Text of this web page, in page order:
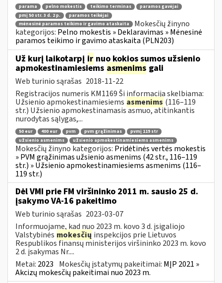
parama pelno mokestis teikimo terminas
paramos gavėjai
pmį 50 str. 3 d. 2 p.
paramos teikėjai
mėnesinė paramos teikimo ir gavimo ataskaita
Mokesčių žinyno
kategorijos: Pelno mokestis » Deklaravimas » Mėnesinė
paramos teikimo ir gavimo ataskaita (PLN203)
Už kurį laikotarpį ir nuo kokios sumos užsienio
apmokestinamiesiems asmenims gali
Web turinio sąrašas 2018-11-22
Registracijos numeris KM1169 Ši informacija skelbiama:
Užsienio apmokestinamiesiems asmenims (116–119
str.) Užsienio apmokestinamasis asmuo, atitinkantis
nurodytas sąlygas,...
50 eur 400 eur pvm pvm grąžinimas
pvmį 119 str
užsienio asmenims
užsienio apmokestinamiesiems asmenims
Mokesčių žinyno kategorijos: Pridėtinės vertės mokestis
» PVM grąžinimas užsienio asmenims (42 str., 116–119
str.) » Užsienio apmokestinamiesiems asmenims (116–
119 str.)
Dėl VMI prie FM viršininko 2011 m. sausio 25 d.
įsakymo VA-16 pakeitimo
Web turinio sąrašas 2023-03-07
Informuojame, kad nuo 2023 m. kovo 3 d. įsigaliojo
Valstybinės mokesčių inspekcijos prie Lietuvos
Respublikos finansų ministerijos viršininko 2023 m. kovo
2 d. įsakymas Nr....
Metai: 2023 Mokesčių įstatymų pakeitimai: MĮP 2021 »
Akcizų mokesčių pakeitimai nuo 2023 m.